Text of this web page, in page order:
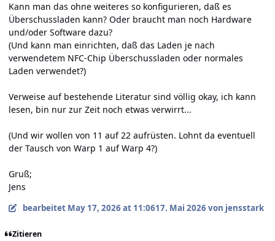
Kann man das ohne weiteres so konfigurieren, daß es
Überschussladen kann? Oder braucht man noch Hardware
und/oder Software dazu?
(Und kann man einrichten, daß das Laden je nach
verwendetem NFC-Chip Überschussladen oder normales
Laden verwendet?)
Verweise auf bestehende Literatur sind völlig okay, ich kann
lesen, bin nur zur Zeit noch etwas verwirrt...
(Und wir wollen von 11 auf 22 aufrüsten. Lohnt da eventuell
der Tausch von Warp 1 auf Warp 4?)
Gruß;
Jens
bearbeitet May 17, 2026 at 11:0617. Mai 2026 von jensstark
Zitieren